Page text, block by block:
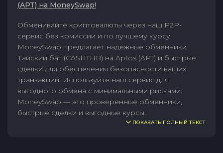
(APT) на MoneySwap!
Обменивайте криптовалюты через наш P2P-
сервис без комиссии и по лучшему курсу.
MoneySwap предлагает надежные обменники
Тайский бат (CASHTHB) на Aptos (APT) и быстрые
сделки для обеспечения безопасности ваших
транзакций. Используйте наш сервис для
выгодного обмена с минимальными рисками.
MoneySwap — это проверенные обменники,
быстрые сделки и выгодные курсы.
ПОКАЗАТЬ ПОЛНЫЙ ТЕКСТ